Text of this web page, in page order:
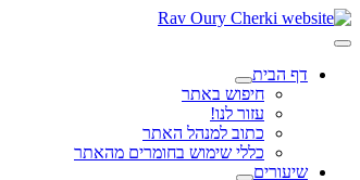
דף הבית
חיפוש באתר
עזור לנו!
כתוב למנהל האתר
כללי שימוש בחומרים מהאתר
שיעורים